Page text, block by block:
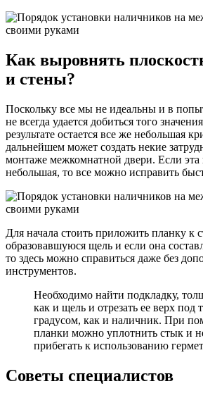
Как выровнять
и стены?
Поскольку все мы не идеальны и в
не всегда удается добиться того
результате остается все же небольшая
дальнейшем может создать некие
монтаже межкомнатной двери. Если эта
небольшая, то все можно исправить
Для начала стоить приложить планку к
образовавшуюся щель и если она
то здесь можно справиться даже без
инструментов.
Необходимо найти подкладку,
как и щель и отрезать ее верх под
градусом, как и наличник. При
планки можно уплотнить стык и
прибегать к использованию
Советы специалистов